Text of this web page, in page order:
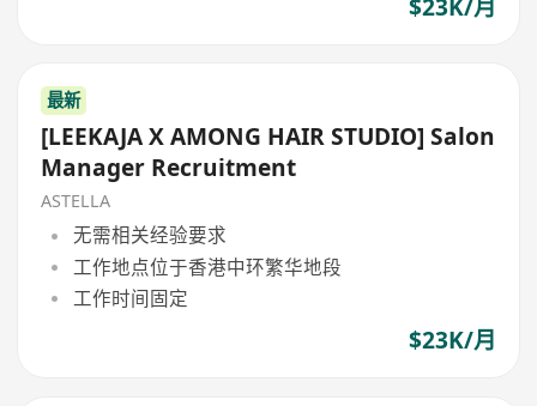
$23K/月
最新
[LEEKAJA X AMONG HAIR STUDIO] Salon
Manager Recruitment
ASTELLA
无需相关经验要求
工作地点位于香港中环繁华地段
工作时间固定
$23K/月